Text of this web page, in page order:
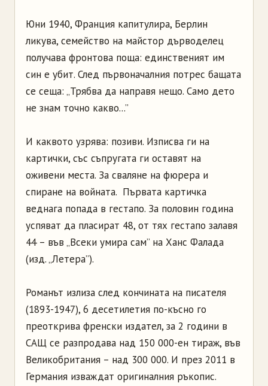
Юни 1940, Франция капитулира, Берлин
ликува, семейство на майстор дърводелец
получава фронтова поща: единственият им
син е убит. След първоначалния потрес бащата
се сеща: „Трябва да направя нещо. Само дето
не знам точно какво...”
И каквото узрява: позиви. Изписва ги на
картички, със съпругата ги оставят на
оживени места. За сваляне на фюрера и
спиране на войната. Първата картичка
веднага попада в гестапо. За половин година
успяват да пласират 48, от тях гестапо залавя
44 – във „Всеки умира сам” на Ханс Фалада
(изд. „Летера”).
Романът излиза след кончината на писателя
(1893-1947), 6 десетилетия по-късно го
преоткрива френски издател, за 2 години в
САЩ се разпродава над 150 000-ен тираж, във
Великобритания – над 300 000. И през 2011 в
Германия изваждат оригиналния ръкопис.